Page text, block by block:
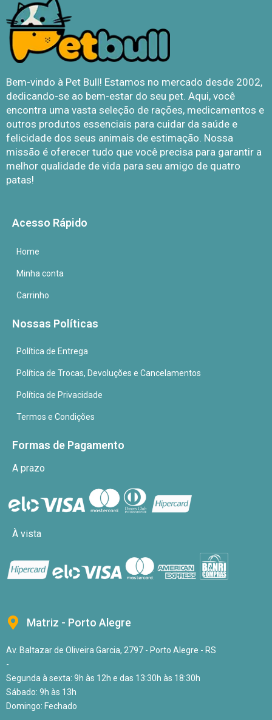
Bem-vindo à Pet Bull! Estamos no mercado desde 2002,
dedicando-se ao bem-estar do seu pet. Aqui, você
encontra uma vasta seleção de rações, medicamentos e
outros produtos essenciais para cuidar da saúde e
felicidade dos seus animais de estimação. Nossa
missão é oferecer tudo que você precisa para garantir a
melhor qualidade de vida para seu amigo de quatro
patas!
Acesso Rápido
Home
Minha conta
Carrinho
Nossas Políticas
Política de Entrega
Política de Trocas, Devoluções e Cancelamentos
Política de Privacidade
Termos e Condições
Formas de Pagamento
A prazo
À vista
Matriz - Porto Alegre
Av. Baltazar de Oliveira Garcia, 2797 - Porto Alegre - RS
-
Segunda à sexta: 9h às 12h e das 13:30h às 18:30h
Sábado: 9h às 13h
Domingo: Fechado